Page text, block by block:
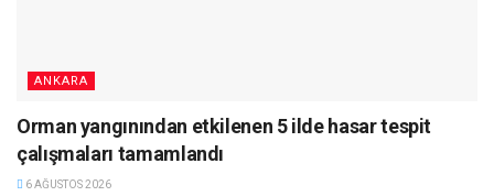
ANKARA
Orman yangınından etkilenen 5 ilde hasar tespit
çalışmaları tamamlandı
6 AĞUSTOS 2026